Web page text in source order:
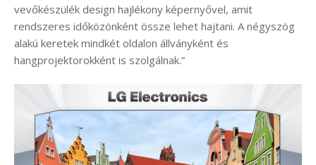
vevőkészülék design hajlékony képernyővel, amit
rendszeres időközönként össze lehet hajtani. A négyszög
alakú keretek mindkét oldalon állványként és
hangprojektorokként is szolgálnak.”